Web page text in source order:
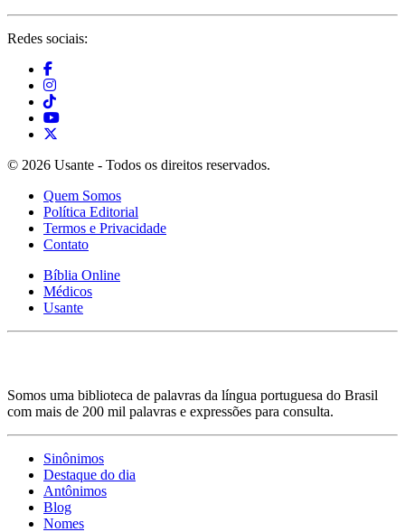
Redes sociais:
© 2026 Usante - Todos os direitos reservados.
Quem Somos
Política Editorial
Termos e Privacidade
Contato
Bíblia Online
Médicos
Usante
Somos uma biblioteca de palavras da língua portuguesa do Brasil
com mais de 200 mil palavras e expressões para consulta.
Sinônimos
Destaque do dia
Antônimos
Blog
Nomes